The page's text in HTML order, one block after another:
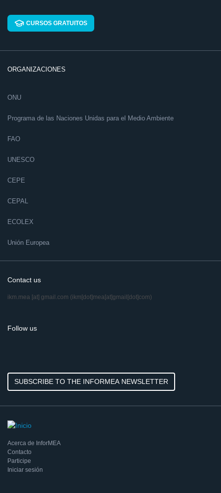
CURSOS GRATUITOS
ORGANIZACIONES
ONU
Programa de las Naciones Unidas para el Medio Ambiente
FAO
UNESCO
CEPE
CEPAL
ECOLEX
Unión Europea
Contact us
ikm.mea [at] gmail.com (ikm[dot]mea[at]gmail[dot]com)
Follow us
SUBSCRIBE TO THE INFORMEA NEWSLETTER
Acerca de InforMEA
Contacto
Participe
Iniciar sesión